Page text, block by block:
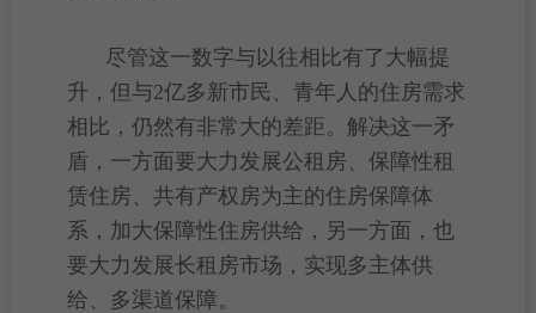
尽管这一数字与以往相比有了大幅提
升，但与2亿多新市民 、青年人的住房需求
相比，仍然有非常大的差距。解决这一矛
盾，一方面要大力发展公租房 、 保障性租
赁住房 、 共有产权房为主的住房保障体
系，加大保障性住房供给，另一方面，也
要大力发展长租房市场，实现多主体供
给、多渠道保障。